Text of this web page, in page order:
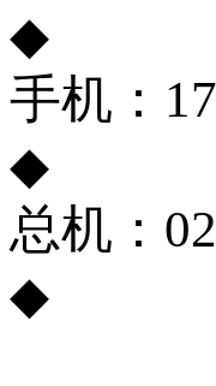
◆
手机：
◆
总机：
◆